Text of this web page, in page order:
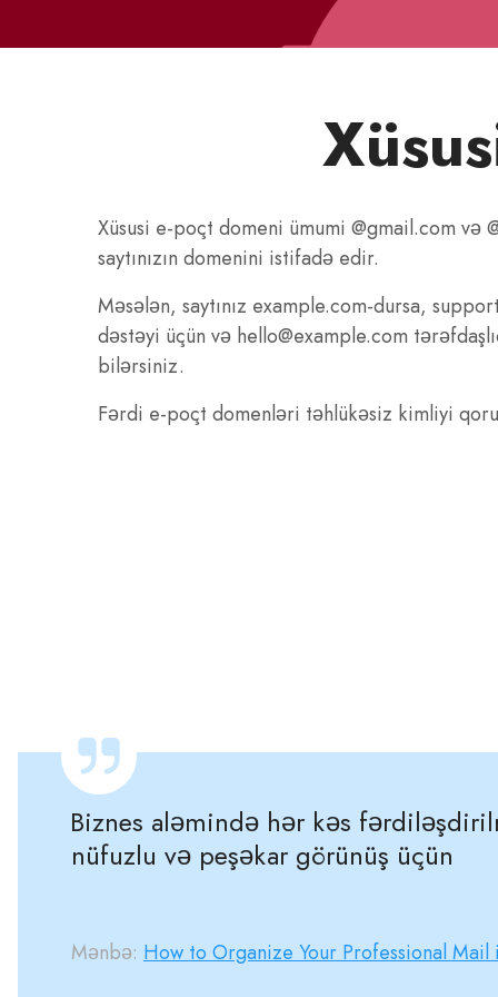
Xüsusi e‑poçt domeni ümumi @gmail.com və
saytınızın domenini istifadə edir.
Məsələn, saytınız example.com-dursa,
dəstəyi üçün və hello@example.com
bilərsiniz.
Fərdi e‑poçt domenləri təhlükəsiz kimliyi
Biznes aləmində hər kəs
nüfuzlu və peşəkar görünüş üçün
Mənbə: How to Organize Your Professional